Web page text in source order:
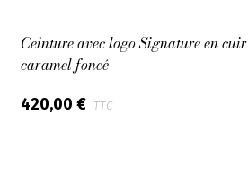
Ceinture avec logo Signature en cuir
caramel foncé
420,00 € TTC